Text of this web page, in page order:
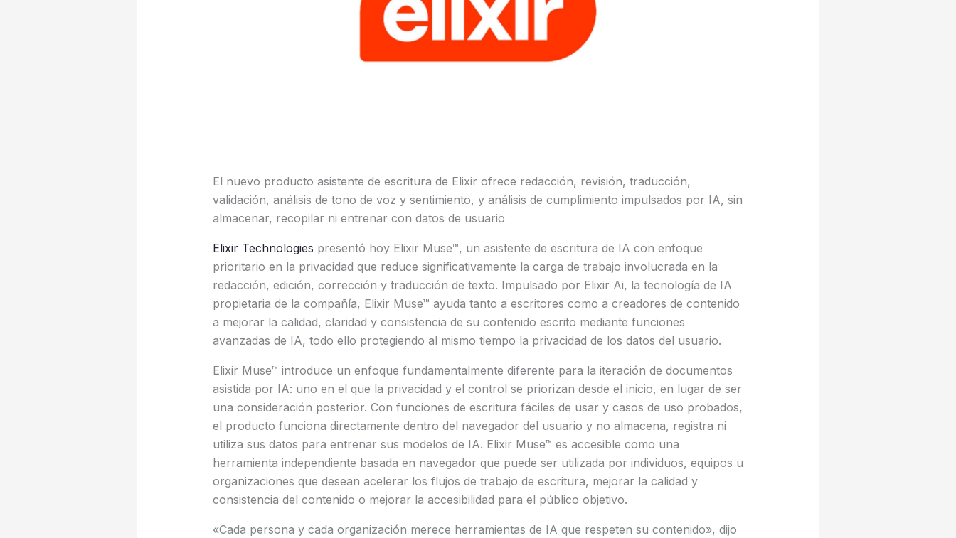
El nuevo producto asistente de escritura de Elixir ofrece redacción, revisión, traducción,
validación, análisis de tono de voz y sentimiento, y análisis de cumplimiento impulsados por IA, sin
almacenar, recopilar ni entrenar con datos de usuario
Elixir Technologies presentó hoy Elixir Muse™, un asistente de escritura de IA con enfoque
prioritario en la privacidad que reduce significativamente la carga de trabajo involucrada en la
redacción, edición, corrección y traducción de texto. Impulsado por Elixir Ai, la tecnología de IA
propietaria de la compañía, Elixir Muse™ ayuda tanto a escritores como a creadores de contenido
a mejorar la calidad, claridad y consistencia de su contenido escrito mediante funciones
avanzadas de IA, todo ello protegiendo al mismo tiempo la privacidad de los datos del usuario.
Elixir Muse™ introduce un enfoque fundamentalmente diferente para la iteración de documentos
asistida por IA: uno en el que la privacidad y el control se priorizan desde el inicio, en lugar de ser
una consideración posterior. Con funciones de escritura fáciles de usar y casos de uso probados,
el producto funciona directamente dentro del navegador del usuario y no almacena, registra ni
utiliza sus datos para entrenar sus modelos de IA. Elixir Muse™ es accesible como una
herramienta independiente basada en navegador que puede ser utilizada por individuos, equipos u
organizaciones que desean acelerar los flujos de trabajo de escritura, mejorar la calidad y
consistencia del contenido o mejorar la accesibilidad para el público objetivo.
«Cada persona y cada organización merece herramientas de IA que respeten su contenido», dijo